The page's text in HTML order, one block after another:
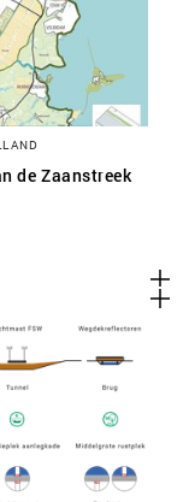
de Zaanstreek